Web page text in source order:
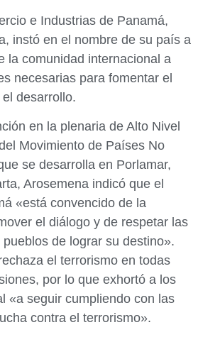
e Industrias de Panamá,
instó en el nombre de su país a
la comunidad internacional a
necesarias para fomentar el
desarrollo.
en la plenaria de Alto Nivel
Movimiento de Países No
se desarrolla en Porlamar,
Arosemena indicó que el
«está convencido de la
el diálogo y de respetar las
de lograr su destino».
el terrorismo en todas
por lo que exhortó a los
«a seguir cumpliendo con las
contra el terrorismo».